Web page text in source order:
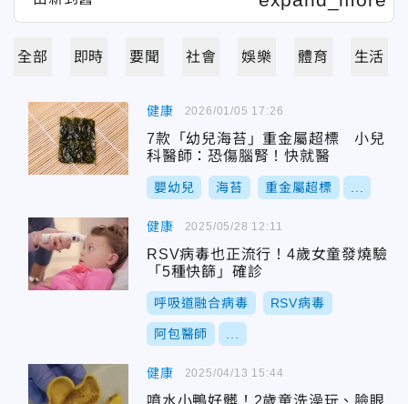
全部 即時 要聞 社會 娛樂 體育 生活
健康
7款「幼兒海苔」重金屬超標 小兒
科醫師：恐傷腦腎！快就醫
嬰幼兒 海苔 重金屬超標
2026/01/05 17:26
健康
RSV病毒也正流行！4歲女童發燒驗
「5種快篩」確診
呼吸道融合病毒 RSV病毒
阿包醫師
2025/05/28 12:11
健康
噴水小鴨好髒！2歲童洗澡玩、臉眼
2025/04/13 15:44